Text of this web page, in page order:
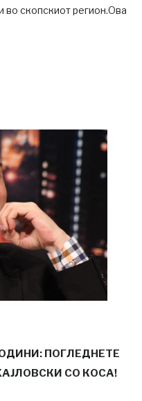
во скопскиот регион.Ова
ПОГЛЕДНЕТЕ
СО КОСА!